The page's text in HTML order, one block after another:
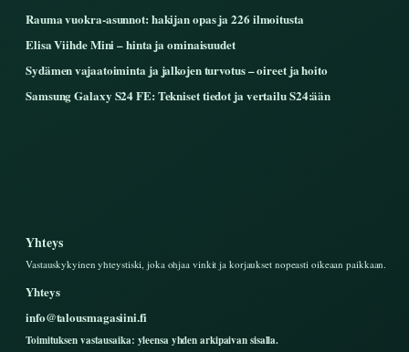
Rauma vuokra-asunnot: hakijan opas ja 226 ilmoitusta
Elisa Viihde Mini – hinta ja ominaisuudet
Sydämen vajaatoiminta ja jalkojen turvotus – oireet ja hoito
Samsung Galaxy S24 FE: Tekniset tiedot ja vertailu S24:ään
Yhteys
Vastauskykyinen yhteystiski, joka ohjaa vinkit ja korjaukset nopeasti oikeaan paikkaan.
Yhteys
info@talousmagasiini.fi
Toimituksen vastausaika: yleensa yhden arkipaivan sisalla.